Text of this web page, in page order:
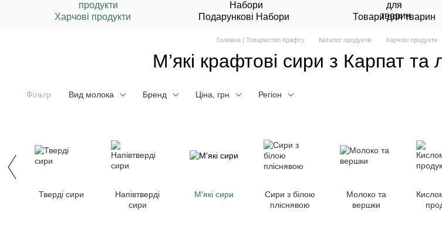
Харчові продукти Подарункові Набори Товари для тварин
Головна | Товариство Крафту Каталог продуктів Харчові продукти
М’які крафтові сири з Карпат
Фільтр Вид молока Бренд Ціна, грн Регіон
Тверді сири
Напівтверді
сири
М'які сири
Сири з білою
пліснявою
Молоко та
вершки